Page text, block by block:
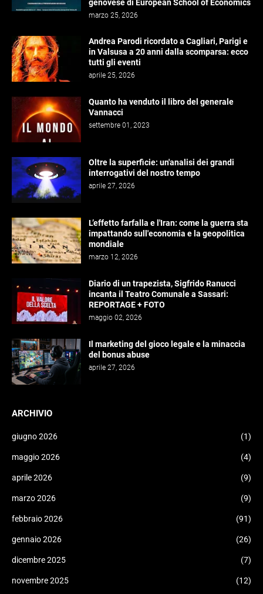
genovese di European School of Economics
marzo 25, 2026
Andrea Parodi ricordato a Cagliari, Parigi e
in Valsusa a 20 anni dalla scomparsa: ecco
tutti gli eventi
aprile 25, 2026
Quanto ha venduto il libro del generale
Vannacci
settembre 01, 2023
Oltre la superficie: un'analisi dei grandi
interrogativi del nostro tempo
aprile 27, 2026
L’effetto farfalla e l'Iran: come la guerra sta
impattando sull'economia e la geopolitica
mondiale
marzo 12, 2026
Diario di un trapezista, Sigfrido Ranucci
incanta il Teatro Comunale a Sassari:
REPORTAGE + FOTO
maggio 02, 2026
Il marketing del gioco legale e la minaccia
del bonus abuse
aprile 27, 2026
ARCHIVIO
giugno 2026 (1)
maggio 2026 (4)
aprile 2026 (9)
marzo 2026 (9)
febbraio 2026 (91)
gennaio 2026 (26)
dicembre 2025 (7)
novembre 2025 (12)